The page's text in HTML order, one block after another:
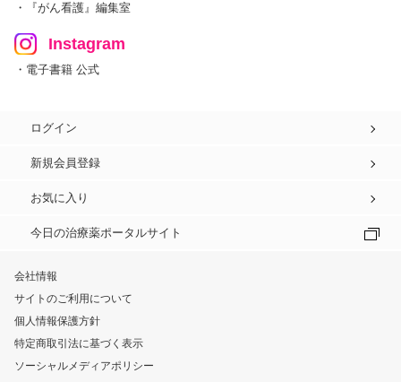
・『がん看護』編集室
Instagram
・電子書籍 公式
ログイン
新規会員登録
お気に入り
今日の治療薬ポータルサイト
会社情報
サイトのご利用について
個人情報保護方針
特定商取引法に基づく表示
ソーシャルメディアポリシー